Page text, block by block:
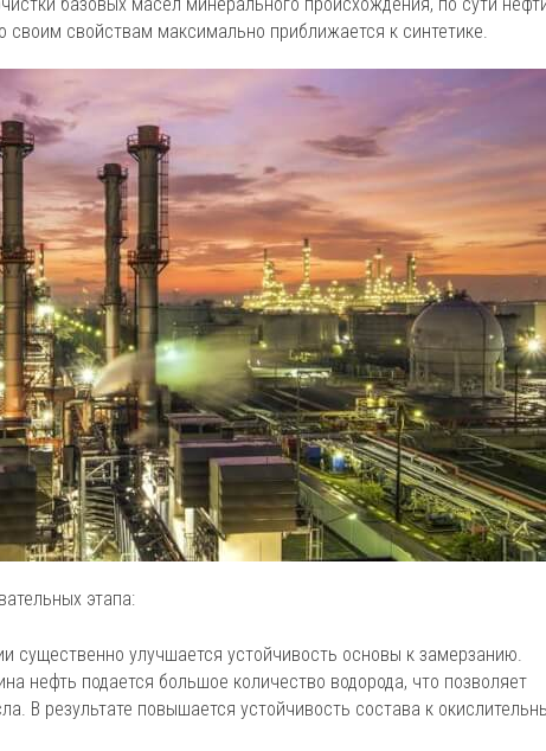
свойствам максимально приближается к синтетике.
этапа:
существенно улучшается устойчивость основы к замерзанию.
нефть подается большое количество водорода, что позволяет
В результате повышается устойчивость состава к